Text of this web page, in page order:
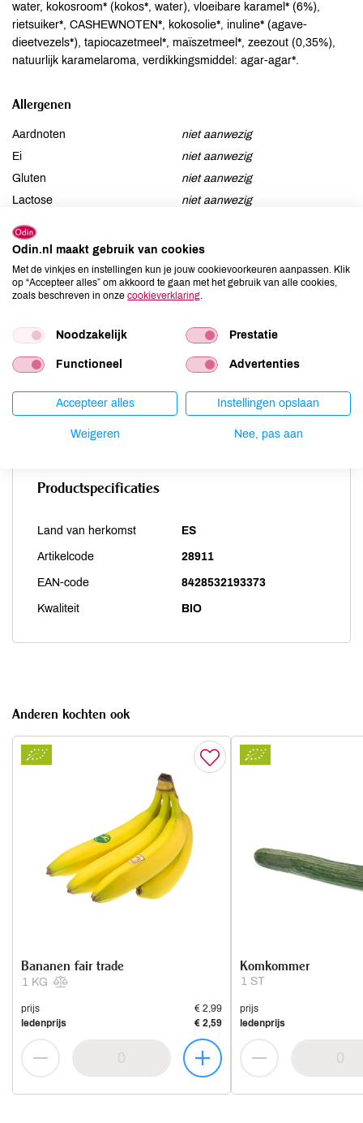
water, kokosroom* (kokos*, water), vloeibare karamel* (6%),
rietsuiker*, CASHEWNOTEN*, kokosolie*, inuline* (agave-
dieetvezels*), tapiocazetmeel*, maïszetmeel*, zeezout (0,35%),
natuurlijk karamelaroma, verdikkingsmiddel: agar-agar*.
Allergenen
Aardnoten
niet aanwezig
Ei
niet aanwezig
Gluten
niet aanwezig
Lactose
niet aanwezig
Lupine
Mosterd
niet aanwezig
Noten
aanwezig
Schaaldieren
niet aanwezig
Sesam
kan bevatten
Vis
niet aanwezig
Weekdieren
niet aanwezig
Zwaveldioxide / sulfieten
niet aanwezig
Productspecificaties
Land van herkomst ES
Artikelcode 28911
EAN-code 8428532193373
Kwaliteit BIO
Anderen kochten ook
1 KG
Bananen fair trade
prijs
€ 2,99
ledenprijs
€ 2,59
1 ST
Komkommer
prijs
ledenprijs
Odin.nl maakt gebruik van cookies
Met de vinkjes en instellingen kun je jouw cookievoorkeuren aanpassen. Klik
op “Accepteer alles” om akkoord te gaan met het gebruik van alle cookies,
zoals beschreven in onze cookieverklaring
Noodzakelijk Prestatie
Functioneel Advertenties
Accepteer alles Instellingen opslaan
Weigeren Nee, pas aan